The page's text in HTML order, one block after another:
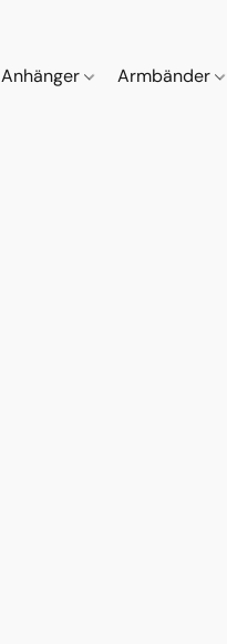
Anhänger Armbänder